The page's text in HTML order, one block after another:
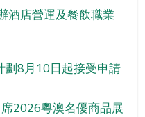
酒店營運及餐飲職業
8月10日起接受申請
2026粵澳名優商品展